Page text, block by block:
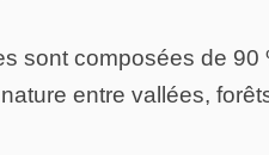
sont composées de 90
entre vallées,